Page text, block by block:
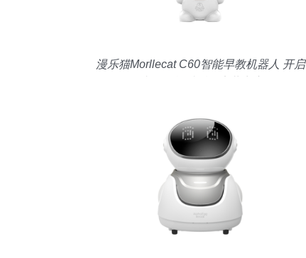
漫乐猫Morllecat C60智能早教机器人 开启